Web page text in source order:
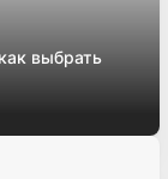
выбрать